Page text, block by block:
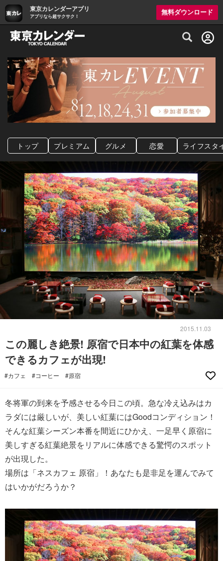
東京カレンダーアプリ
アプリなら超サクサク！
無料ダウンロード
グルメ情報・プレミアムレストラン予約
トップ プレミアム グルメ 恋愛 ライフスタ
2015.11.03
この麗しき絶景! 原宿で日本中の紅葉を体感
できるカフェが出現!
#カフェ #コーヒー #原宿
冬将軍の到来を予感させる今日この頃。急な冷え込みはカ
ラダには厳しいが、美しい紅葉にはGoodコンディション！
そんな紅葉シーズン本番を間近にひかえ、一足早く原宿に
美しすぎる紅葉絶景をリアルに体感できる驚愕のスポット
が出現した。
場所は「ネスカフェ 原宿」！あなたも是非足を運んでみて
はいかがだろうか？